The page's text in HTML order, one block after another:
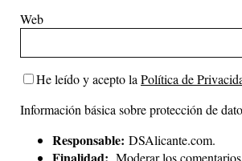
Web
He leído y acepto la Política de
Información básica sobre protección de
Responsable: DSAlicante.com.
Moderar los